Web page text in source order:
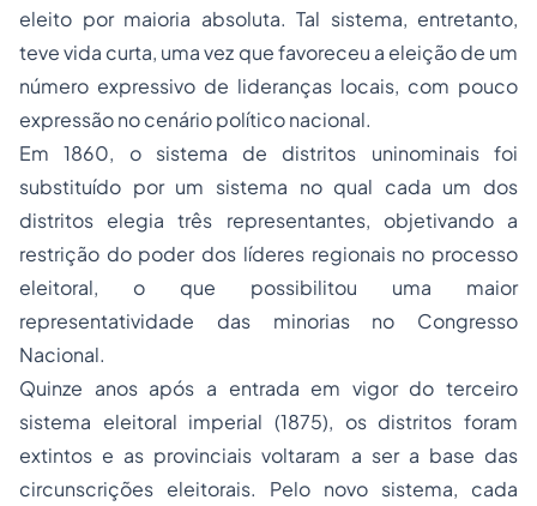
eleito por maioria absoluta. Tal sistema, entretanto,
teve vida curta, uma vez que favoreceu a eleição de um
número expressivo de lideranças locais, com pouco
expressão no cenário político nacional.
Em 1860, o sistema de distritos uninominais foi
substituído por um sistema no qual cada um dos
distritos elegia três representantes, objetivando a
restrição do poder dos líderes regionais no processo
eleitoral, o que possibilitou uma maior
representatividade das minorias no Congresso
Nacional.
Quinze anos após a entrada em vigor do terceiro
sistema eleitoral imperial (1875), os distritos foram
extintos e as provinciais voltaram a ser a base das
circunscrições eleitorais. Pelo novo sistema, cada